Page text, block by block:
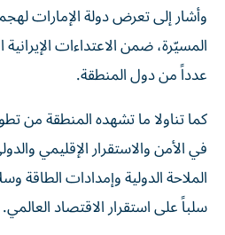
وأشار إلى تعرض دولة الإمارات
المسيّرة، ضمن الاعتداءات
عدداً من دول المنطقة.
كما تناولا ما تشهده المنطقة من
في الأمن والاستقرار الإقليمي
الملاحة الدولية وإمدادات الطاقة
سلباً على استقرار الاقتصاد العالمي.